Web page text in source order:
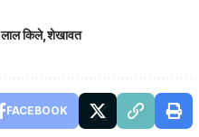
लाल किले शेखावत
FACEBOOK